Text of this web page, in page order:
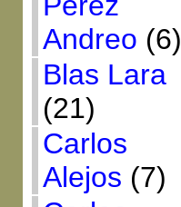
Andreo (6)
Blas Lara
(21)
Carlos
Alejos (7)